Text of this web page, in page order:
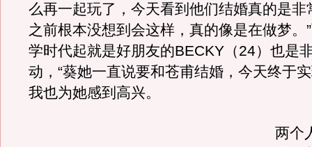
么再一起玩了，今天看到他们结婚真的是非
之前根本没想到会这样，真的像是在做梦。
学时代起就是好朋友的BECKY（24）也是
动，“葵她一直说要和苍甫结婚，今天终于
我也为她感到高兴。
两个